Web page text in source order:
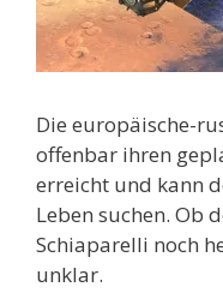
Die europäische-
offenbar ihren
erreicht und kann
Leben suchen. Ob
Schiaparelli noch
unklar.